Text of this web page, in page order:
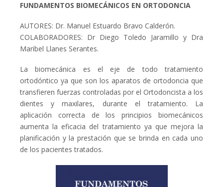
FUNDAMENTOS BIOMECÁNICOS EN ORTODONCIA
AUTORES: Dr. Manuel Estuardo Bravo Calderón.
COLABORADORES: Dr Diego Toledo Jaramillo y Dra
Maribel Llanes Serantes.
La biomecánica es el eje de todo tratamiento
ortodóntico ya que son los aparatos de ortodoncia que
transfieren fuerzas controladas por el Ortodoncista a los
dientes y maxilares, durante el tratamiento. La
aplicación correcta de los principios biomecánicos
aumenta la eficacia del tratamiento ya que mejora la
planificación y la prestación que se brinda en cada uno
de los pacientes tratados.